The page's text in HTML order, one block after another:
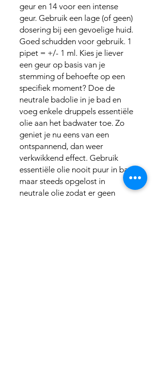
geur en 14 voor een intense
geur. Gebruik een lage (of geen)
dosering bij een gevoelige huid.
Goed schudden voor gebruik. 1
pipet = +/- 1 ml. Kies je liever
een geur op basis van je
stemming of behoefte op een
specifiek moment? Doe de
neutrale badolie in je bad en
voeg enkele druppels essentiële
olie aan het badwater toe. Zo
geniet je nu eens van een
ontspannend, dan weer
verkwikkend effect. Gebruik
essentiële olie nooit puur in bad,
maar steeds opgelost in
neutrale olie zodat er geen